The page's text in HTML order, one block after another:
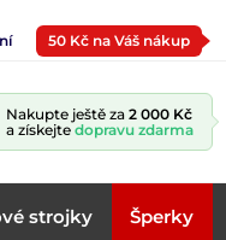
50 Kč na Váš nákup
Nakupte ještě za 2 000 Kč
a získejte dopravu zdarma
strojky Šperky